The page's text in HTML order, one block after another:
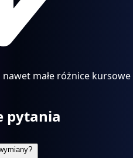
małe różnice kursowe
pytania